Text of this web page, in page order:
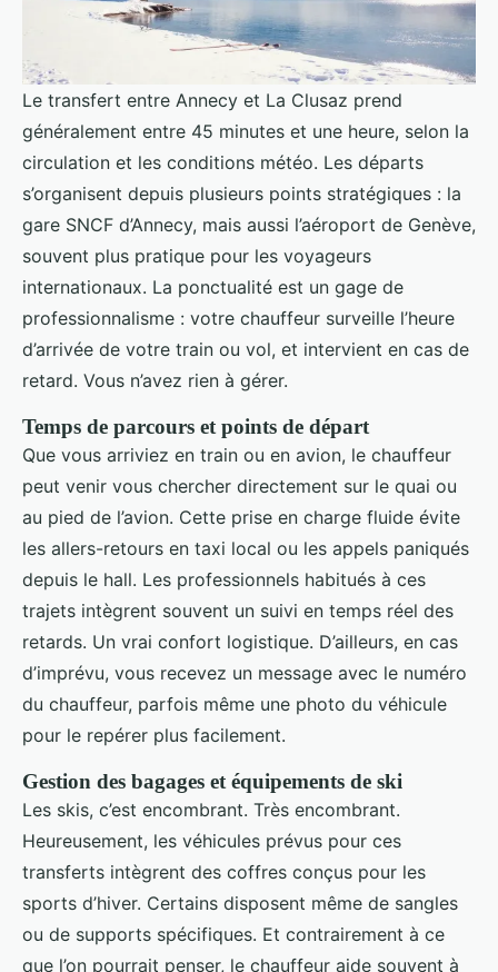
Le transfert entre Annecy et La Clusaz prend
généralement entre 45 minutes et une heure, selon la
circulation et les conditions météo. Les départs
s’organisent depuis plusieurs points stratégiques : la
gare SNCF d’Annecy, mais aussi l’aéroport de Genève,
souvent plus pratique pour les voyageurs
internationaux. La ponctualité est un gage de
professionnalisme : votre chauffeur surveille l’heure
d’arrivée de votre train ou vol, et intervient en cas de
retard. Vous n’avez rien à gérer.
Temps de parcours et points de départ
Que vous arriviez en train ou en avion, le chauffeur
peut venir vous chercher directement sur le quai ou
au pied de l’avion. Cette prise en charge fluide évite
les allers-retours en taxi local ou les appels paniqués
depuis le hall. Les professionnels habitués à ces
trajets intègrent souvent un suivi en temps réel des
retards. Un vrai confort logistique. D’ailleurs, en cas
d’imprévu, vous recevez un message avec le numéro
du chauffeur, parfois même une photo du véhicule
pour le repérer plus facilement.
Gestion des bagages et équipements de ski
Les skis, c’est encombrant. Très encombrant.
Heureusement, les véhicules prévus pour ces
transferts intègrent des coffres conçus pour les
sports d’hiver. Certains disposent même de sangles
ou de supports spécifiques. Et contrairement à ce
que l’on pourrait penser, le chauffeur aide souvent à